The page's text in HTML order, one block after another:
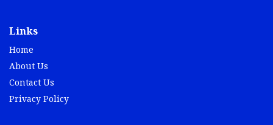
Links
Home
About Us
Contact Us
Privacy Policy